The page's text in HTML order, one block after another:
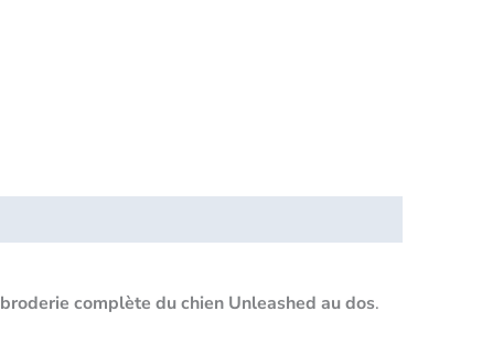
broderie complète du chien Unleashed au dos.